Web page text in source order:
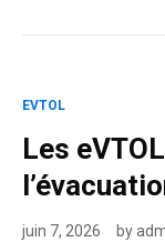
EVTOL
Les
juin 7, 2026 by